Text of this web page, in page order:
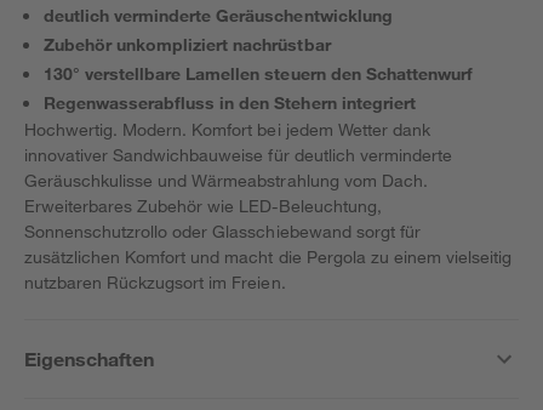
deutlich verminderte Geräuschentwicklung
Zubehör unkompliziert nachrüstbar
130° verstellbare Lamellen steuern den Schattenwurf
Regenwasserabfluss in den Stehern integriert
Hochwertig. Modern. Komfort bei jedem Wetter dank
innovativer Sandwichbauweise für deutlich verminderte
Geräuschkulisse und Wärmeabstrahlung vom Dach.
Erweiterbares Zubehör wie LED-Beleuchtung,
Sonnenschutzrollo oder Glasschiebewand sorgt für
zusätzlichen Komfort und macht die Pergola zu einem vielseitig
nutzbaren Rückzugsort im Freien.
Eigenschaften